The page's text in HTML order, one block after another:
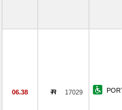
06.38 17029